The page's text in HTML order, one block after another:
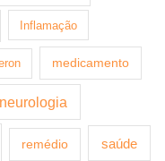
Inflamação
medicamento
neurologia
remédio saúde